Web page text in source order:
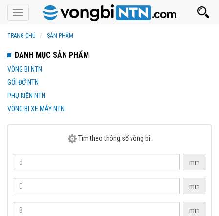
Toggle
navigation
TRANG CHỦ SẢN PHẨM
DANH MỤC SẢN PHẨM
VÒNG BI NTN
GỐI ĐỠ NTN
PHỤ KIỆN NTN
VÒNG BI XE MÁY NTN
Tìm theo thông số vòng bi:
mm
mm
mm